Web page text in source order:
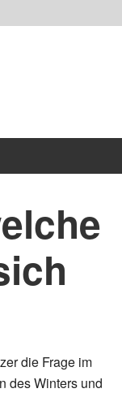
die Frage im
des Winters und